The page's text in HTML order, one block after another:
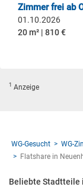
01.10.2026
20 m² | 810 €
1 Anzeige
WG-Gesucht
WG-
Flatshare in
Beliebte Stadtteile